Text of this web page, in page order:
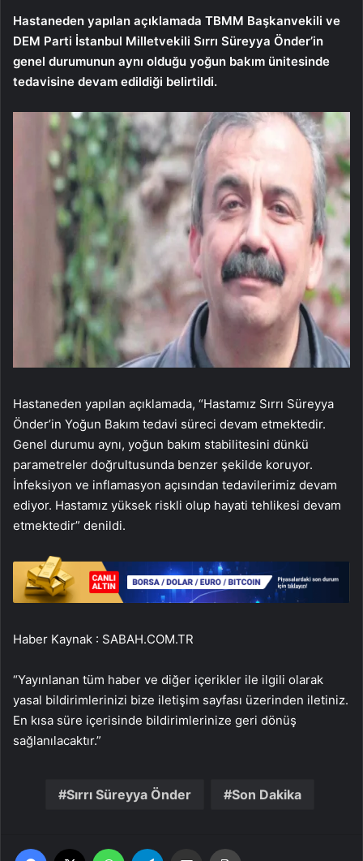
Hastaneden yapılan açıklamada TBMM Başkanvekili ve
DEM Parti İstanbul Milletvekili Sırrı Süreyya Önder’in
genel durumunun aynı olduğu yoğun bakım ünitesinde
tedavisine devam edildiği belirtildi.
Hastaneden yapılan açıklamada, “Hastamız Sırrı Süreyya
Önder’in Yoğun Bakım tedavi süreci devam etmektedir.
Genel durumu aynı, yoğun bakım stabilitesini dünkü
parametreler doğrultusunda benzer şekilde koruyor.
İnfeksiyon ve inflamasyon açısından tedavilerimiz devam
ediyor. Hastamız yüksek riskli olup hayati tehlikesi devam
etmektedir” denildi.
Haber Kaynak : SABAH.COM.TR
“Yayınlanan tüm haber ve diğer içerikler ile ilgili olarak
yasal bildirimlerinizi bize iletişim sayfası üzerinden iletiniz.
En kısa süre içerisinde bildirimlerinize geri dönüş
sağlanılacaktır.”
Sırrı Süreyya Önder Son Dakika
Facebook WhatsApp Email'den paylaş